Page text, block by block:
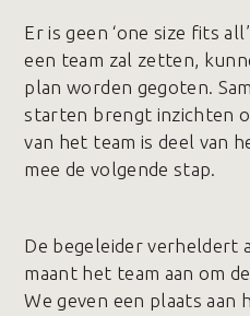
Er is geen ‘one size fits
een team zal zetten,
plan worden gegoten.
starten brengt inzichten
van het team is deel van
mee de volgende stap.
De begeleider verheldert
maant het team aan om
We geven een plaats